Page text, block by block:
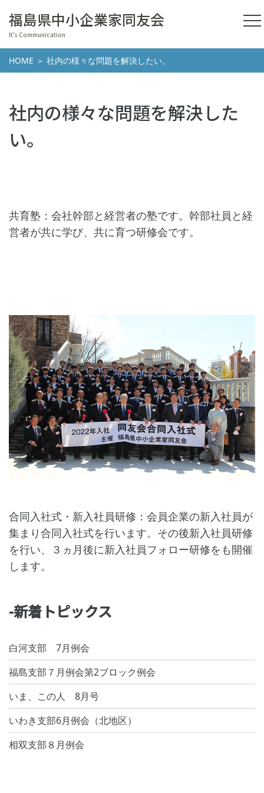
福島県中小企業家同友会
It's Communication
HOME ＞ 社内の様々な問題を解決したい。
社内の様々な問題を解決した
い。
共育塾：会社幹部と経営者の塾です。幹部社員と経
営者が共に学び、共に育つ研修会です。
合同入社式・新入社員研修：会員企業の新入社員が
集まり合同入社式を行います。その後新入社員研修
を行い、３ヵ月後に新入社員フォロー研修をも開催
します。
-新着トピックス
白河支部 7月例会
福島支部７月例会第2ブロック例会
いま、この人 8月号
いわき支部6月例会（北地区）
相双支部８月例会